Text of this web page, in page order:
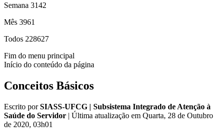
Semana 3142
Mês 3961
Todos 228627
Fim do menu principal
Início do conteúdo da página
Conceitos Básicos
Escrito porSIASS-UFCG | Subsistema Integrado de Atenção à
Saúde do Servidor | Última atualização em Quarta, 28 de Outubro
de 2020, 03h01